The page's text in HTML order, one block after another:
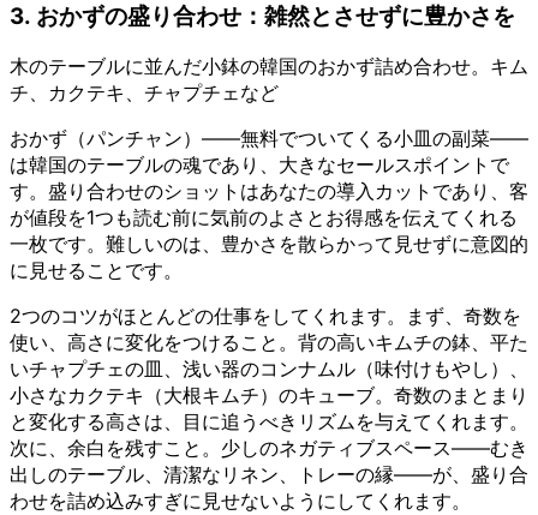
3. おかずの盛り合わせ：雑然とさせずに豊かさを
木のテーブルに並んだ小鉢の韓国のおかず詰め合わせ。キム
チ、カクテキ、チャプチェなど
おかず（パンチャン）——無料でついてくる小皿の副菜——
は韓国のテーブルの魂であり、大きなセールスポイントで
す。盛り合わせのショットはあなたの導入カットであり、客
が値段を1つも読む前に気前のよさとお得感を伝えてくれる
一枚です。難しいのは、豊かさを散らかって見せずに意図的
に見せることです。
2つのコツがほとんどの仕事をしてくれます。まず、奇数を
使い、高さに変化をつけること。背の高いキムチの鉢、平た
いチャプチェの皿、浅い器のコンナムル（味付けもやし）、
小さなカクテキ（大根キムチ）のキューブ。奇数のまとまり
と変化する高さは、目に追うべきリズムを与えてくれます。
次に、余白を残すこと。少しのネガティブスペース——むき
出しのテーブル、清潔なリネン、トレーの縁——が、盛り合
わせを詰め込みすぎに見せないようにしてくれます。